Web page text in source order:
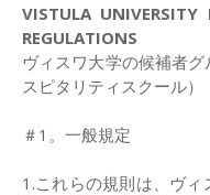
VISTULA UNIVERSITY
REGULATIONS
ヴィスワ大学の候補者
スピタリティスクール）
＃1。一般規定
1.これらの規則は、ヴ